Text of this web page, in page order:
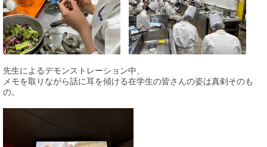
先生によるデモンストレーション中、
メモを取りながら話に耳を傾ける在学生の皆さんの姿は真剣そのも
の。